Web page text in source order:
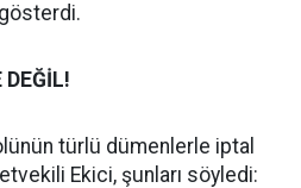
DEĞİL!
türlü dümenlerle iptal
Ekici, şunları söyledi: